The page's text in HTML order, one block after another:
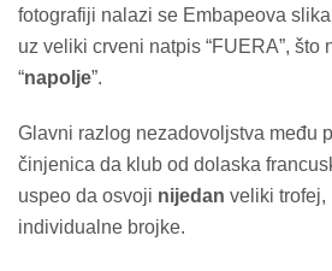
fotografiji nalazi se Embapeova
uz veliki crveni natpis “FUERA”, što
“napolje”.
Glavni razlog nezadovoljstva među
činjenica da klub od dolaska
uspeo da osvoji nijedan veliki trofej,
individualne brojke.